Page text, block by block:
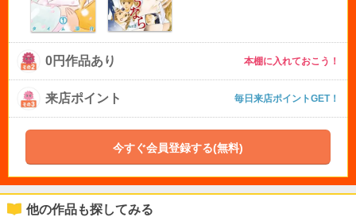
0円作品あり 本棚に入れておこう！
来店ポイント 毎日来店ポイントGET！
今すぐ会員登録する(無料)
他の作品も探してみる